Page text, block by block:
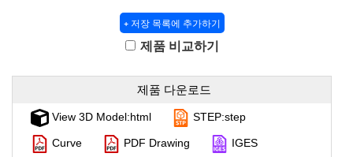
+ 저장 목록에 추가하기
제품 비교하기
제품 다운로드
View 3D Model:html STEP:step
Curve PDF Drawing IGES